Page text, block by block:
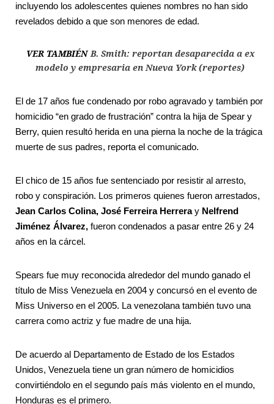
incluyendo los adolescentes quienes nombres no han sido
revelados debido a que son menores de edad.
VER TAMBIÉN B. Smith: reportan desaparecida a ex
modelo y empresaria en Nueva York (reportes)
El de 17 años fue condenado por robo agravado y también por
homicidio “en grado de frustración” contra la hija de Spear y
Berry, quien resultó herida en una pierna la noche de la trágica
muerte de sus padres, reporta el comunicado.
El chico de 15 años fue sentenciado por resistir al arresto,
robo y conspiración. Los primeros quienes fueron arrestados,
Jean Carlos Colina, José Ferreira Herreray Nelfrend
Jiménez Álvarez, fueron condenados a pasar entre 26 y 24
años en la cárcel.
Spears fue muy reconocida alrededor del mundo ganado el
título de Miss Venezuela en 2004 y concursó en el evento de
Miss Universo en el 2005. La venezolana también tuvo una
carrera como actriz y fue madre de una hija.
De acuerdo al Departamento de Estado de los Estados
Unidos, Venezuela tiene un gran número de homicidios
convirtiéndolo en el segundo país más violento en el mundo,
Honduras es el primero.